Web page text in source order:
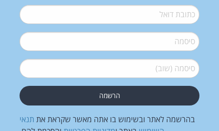
דואל*
סיסמה*
סיסמה (שוב)*
בהרשמה לאתר ובשימוש בו אתה מאשר שקראת את תנאי